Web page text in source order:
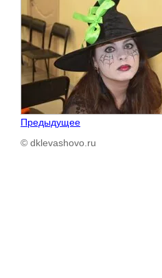
Предыдущее
© dklevashovo.ru